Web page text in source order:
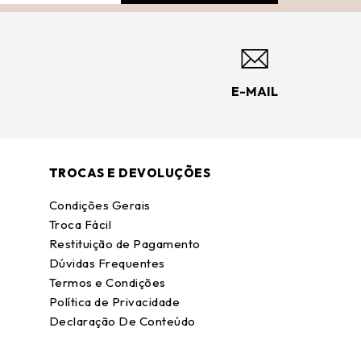
E-MAIL
TROCAS E DEVOLUÇÕES
Condições Gerais
Troca Fácil
Restituição de Pagamento
Dúvidas Frequentes
Termos e Condições
Política de Privacidade
Declaração De Conteúdo